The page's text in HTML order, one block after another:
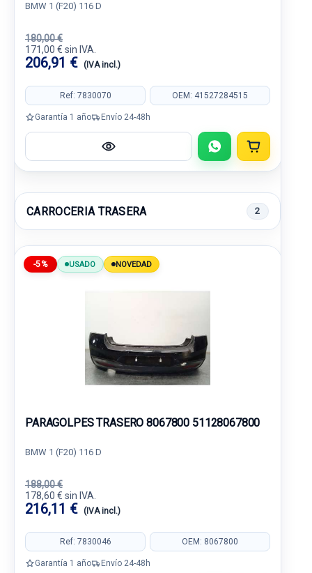
BMW 1 (F20) 116 D
180,00 €
171,00 € sin IVA.
206,91 € (IVA incl.)
Ref: 7830070 OEM: 41527284515
Garantía 1 año Envío 24-48h
CARROCERIA TRASERA 2
-5% USADO NOVEDAD
PARAGOLPES TRASERO 8067800 51128067800
BMW 1 (F20) 116 D
188,00 €
178,60 € sin IVA.
216,11 € (IVA incl.)
Ref: 7830046 OEM: 8067800
Garantía 1 año Envío 24-48h